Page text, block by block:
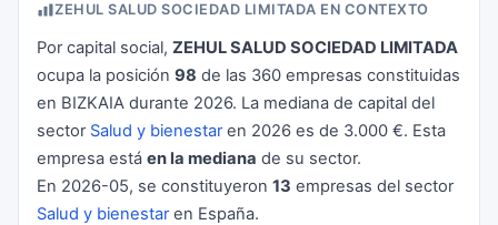
ZEHUL SALUD SOCIEDAD LIMITADA EN CONTEXTO
Por capital social, ZEHUL SALUD SOCIEDAD LIMITADA
ocupa la posición 98 de las 360 empresas constituidas
en BIZKAIA durante 2026. La mediana de capital del
sector Salud y bienestaren 2026 es de 3.000 €. Esta
empresa está en la mediana de su sector.
En 2026-05, se constituyeron 13 empresas del sector
Salud y bienestaren España.